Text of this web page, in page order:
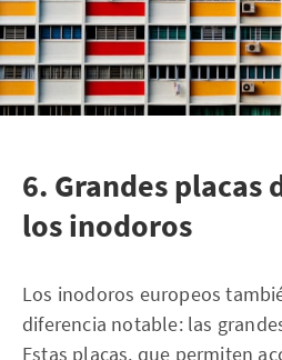
6. Grandes placas
los inodoros
Los inodoros europeos
diferencia notable: las
Estas placas, que permiten